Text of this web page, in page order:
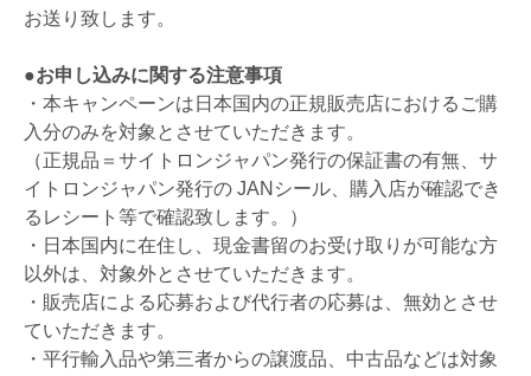
お送り致します。
●お申し込みに関する注意事項
・本キャンペーンは日本国内の正規販売店におけるご購
入分のみを対象とさせていただきます。
（正規品＝サイトロンジャパン発行の保証書の有無、サ
イトロンジャパン発行の JANシール、購入店が確認でき
るレシート等で確認致します。）
・日本国内に在住し、現金書留のお受け取りが可能な方
以外は、対象外とさせていただきます。
・販売店による応募および代行者の応募は、無効とさせ
ていただきます。
・平行輸入品や第三者からの譲渡品、中古品などは対象